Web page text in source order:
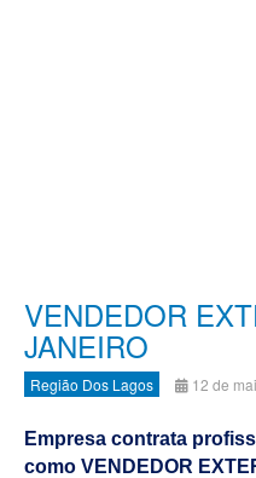
VENDEDOR
JANEIRO
Região Dos Lagos 12 de
Empresa contrata
como VENDEDOR